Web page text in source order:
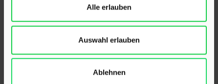
Alle erlauben
Auswahl erlauben
Ablehnen
Rönnau. Sprechen Sie uns an – wir sind für Sie da.